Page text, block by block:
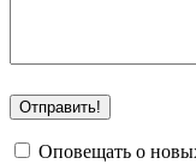
Оповещать о